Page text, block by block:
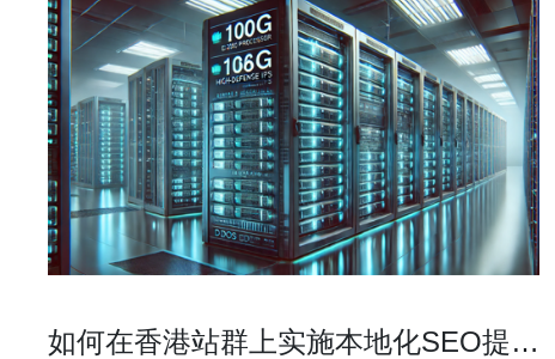
如何在香港站群上实施本地化SEO提升